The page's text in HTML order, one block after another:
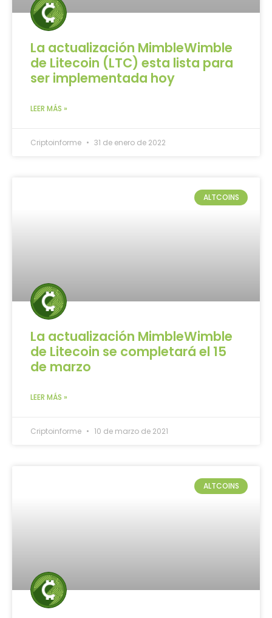
La actualización MimbleWimble
de Litecoin (LTC) esta lista para
ser implementada hoy
LEER MÁS »
Criptoinforme 31 de enero de 2022
ALTCOINS
La actualización MimbleWimble
de Litecoin se completará el 15
de marzo
LEER MÁS »
Criptoinforme 10 de marzo de 2021
ALTCOINS